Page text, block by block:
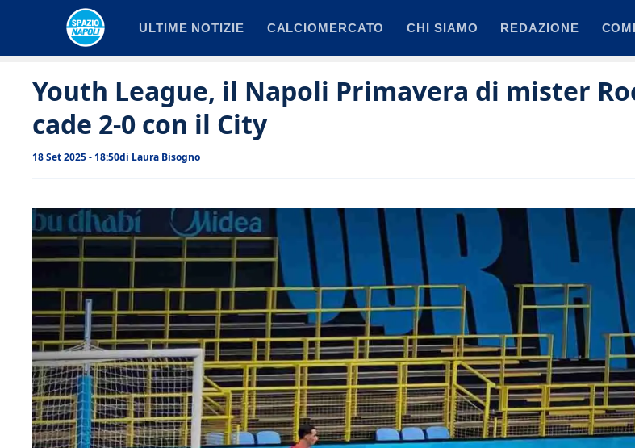
ULTIME NOTIZIE CALCIOMERCATO CHI SIAMO REDAZIONE
Youth League, il Napoli Primavera di mister
cade 2-0 con il City
18 Set 2025 - 18:50di Laura Bisogno